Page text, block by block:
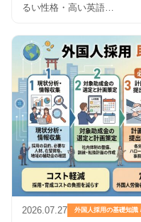
るい性格・高い英語…
2026.07.27 外国人採用の基礎知識